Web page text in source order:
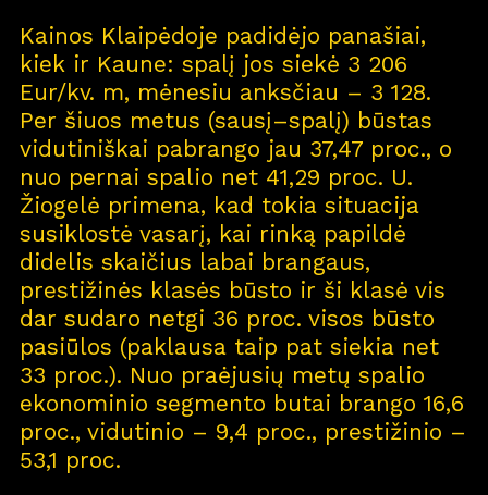
Naujų namų kortelė
Kontaktai
Kainos Klaipėdoje padidėjo panašiai,
kiek ir Kaune: spalį jos siekė 3 206
Eur/kv. m, mėnesiu anksčiau – 3 128.
Per šiuos metus (sausį–spalį) būstas
vidutiniškai pabrango jau 37,47 proc., o
nuo pernai spalio net 41,29 proc. U.
Žiogelė primena, kad tokia situacija
susiklostė vasarį, kai rinką papildė
didelis skaičius labai brangaus,
prestižinės klasės būsto ir ši klasė vis
dar sudaro netgi 36 proc. visos būsto
pasiūlos (paklausa taip pat siekia net
33 proc.). Nuo praėjusių metų spalio
ekonominio segmento butai brango 16,6
proc., vidutinio – 9,4 proc., prestižinio –
53,1 proc.